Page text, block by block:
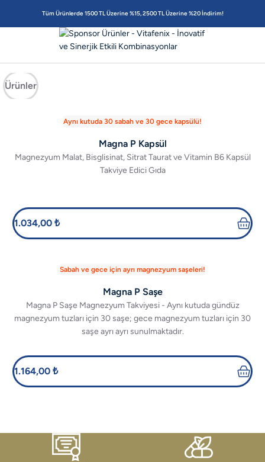
Tüm Ürünlerde 1500 TL Üzerine %15, 2500 TL Üzerine %20 İndirim!
Ürünler
Aynı kutuda 30 sabah ve 30 gece kapsülü!
Magna P Kapsül
Magnezyum Malat, Bisglisinat, Sitrat Taurat ve Vitamin B6 Kapsül
Takviye Edici Gıda
1.034,00 ₺
Sabah ve gece için ayrı magnezyum saşeleri!
Magna P Saşe
Magna P Saşe Magnezyum Takviyesi - Aynı kutuda gündüz
magnezyum tuzları için 30 saşe; gece magnezyum tuzları için 30
saşe ayrı ayrı sunulmaktadır.
1.164,00 ₺